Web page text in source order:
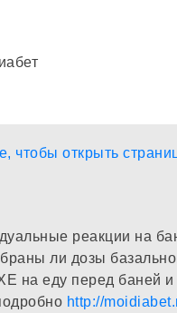
реакции на
ли дозы
на еду перед баней
http://